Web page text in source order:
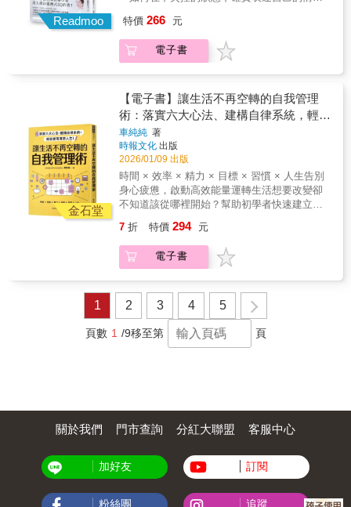
的討論，從而縮短決策路徑，也證明自己有提
出解決方案的能力。回覆訊息時，別只會說
切記，永遠提醒自己可以多做一步，這些技巧
的終極目標是「貢獻更多給公司」，而非在衝
突中爭功諉過。 最後想勉勵大家，職涯是一場
馬拉松，在按部就班累積經驗的過程中，請記
得「選你所愛，愛你所選」。願你們都能在這
份指南的陪伴下，用智慧取代蠻力，在職場上
遇見那個更從容、更成功的自己。──呂坤峰／
Yahoo電子商務資深總監 在一個變動快速、角
色界線愈來愈模糊的時代，年輕人真正需要
的，或許不是更多「拚命的勵志故事」，而是
一套能在現實制度中安身立命的方法。這本
書，正提供了這樣一張務實而溫暖的職場地
腳步、而非靠消耗自己換取掌聲的年輕工作
者。──汪南均／臺灣高等檢察署檢察官、法務
部參事 《不用拚命也能脫穎而出的職場工作
下的職涯方向，最終在看似同質競爭的時代
中，找到屬於自己獨特的價值路徑。當AI接管
愈來愈多「照章辦事」的工作，人類的價值便
愈發體現在那些需要同理心、洞察力與人性溫
怕的就是盲目摸索。這本指南是職場新鮮人的
象，告別「瞎忙」轉向「成果導向」。從處理
人際到理性思考轉職，書中每一條建議都能立
將精力浪費在內耗上，少走彎路，迅速站穩腳
瑣碎的應對進退或整理文件，背後都隱藏著觀
察客戶、探究主管需求與理解組織運作的蛛絲
馬跡。這些過程能讓你全面瞭解部門間的分工
細節，將「苦勞」轉化為未來爆發的養分。 接
告訴我們，新人應在公司內尋找值得學習的
Role Model（榜樣）。平時不僅觀察其專業技
能，更需要觀察其思考邏輯與處理細節的態
度，從而複製學習，縮短自己成長的學習曲
線。 此外，善用「向上管理」與「向上溝通」
的技巧，能顯著提升你的能見度。記住，主管
最怕「丟申論題」的屬下，你應該帶著「方案
ABC」去提問，讓主管做選擇題，進行有效率
的討論，從而縮短決策路徑，也證明自己有提
出解決方案的能力。回覆訊息時，別只會說
切記，永遠提醒自己可以多做一步，這些技巧
的終極目標是「貢獻更多給公司」，而非在衝
突中爭功諉過。 最後想勉勵大家，職涯是一場
馬拉松，在按部就班累積經驗的過程中，請記
得「選你所愛，愛你所選」。願你們都能在這
份指南的陪伴下，用智慧取代蠻力，在職場上
遇見那個更從容、更成功的自己。──呂坤峰／
書，正提供了這樣一張務實而溫暖的職場地
圖。謹以此序，推薦給每一位希望靠專業站穩
腳步、而非靠消耗自己換取掌聲的年輕工作
部參事 《不用拚命也能脫穎而出的職場工作
術》不僅是工具手冊，更是心態指引。它將幫
助讀者建立穩固的職場基本功，釐清在AI浪潮
做）、這樣做更輕鬆， 甚至讓員工自己
呢？ 豐田還在現場建立了名為「安燈」的
機制， 只要有人越線，就立即按下按鈕，
停止生產，直到問題解決。 按燈的員工不
會被責備，還會被獎勵。 畫線很蠢很拘
束？事實是畫出基準線， 不做白工、減少
虛工與浪費，工作量更少！ 豐田內部怎麼
畫線勝過費盡口舌宣導，大家樂意遵守？
二的「高CP值工作法」，在充滿潛規則的職場
環境中如魚得水，快速升遷。只要能活用本
書，你也能輕鬆掌握方法，不用比別人努力，
就能順利得到夢寐以求的機會！未來的總裁
欲望太過強烈，卻經常繞遠路的人。精明能幹
的策略型：想升遷，但跟同期相比缺乏了一點
幹勁，不想埋頭苦幹的人。油嘴滑舌的愛出風
頭型：雖然想升遷，也想得到他人的認同，但
總是難以付諸行動的人。一心追求自我實現的
類型：充滿熱情，想爭取自己想做工作的人。
極度渴望受到認同的類型：雖然沒有想要升
遷，但想被他人另眼相看的人。公司的協調者
類型：對工作沒什麼執著，無論被交辦多無聊
的工作，都能若無其事處理的人。沉靜的革命
同也不太放在心上的人。隨書附贈「上班族類
型診斷表」，對症下藥，效果絕佳！
管理、習慣養成，進行時間跨度更大的月、
季、年管理。當前面的實作累積夠了，我們就
Readmoo
負面情緒，帶領團隊更和諧。 IQ是人類在出生
時就大致底定的，相對於此，EQ則是我們可以
靠自己培養的能力。「培養能力」乍聽之下彷
自己，是否符合下列描述：對自己的「情緒
（突然湧現且短暫持續的心理狀態)」瞭若指
掌。不會因為受情緒影響而發怒。不會輕易
「理智斷線」。待人接物能抱著開放、寬容的
態度。不會把自己的熱情不足怪罪到別人身
上。心中有一道區隔自己與他人的「心理界
限」。假如你覺得這些都是你的罩門，或認為
自己做得還不夠好，歡迎你透過這本書認識
EQ、培養EQ！在心煩意亂時能派上用場的金
玉良言1.找到「不委屈自己，也不為難別人的
拚命往牛角尖裡鑽。3.所謂斥責的行為，不該
針對某一個人，而要保持針對事情的態度。4.
我要活出最好版本的自己。5.即使意見不合也
不說破，合作才能雙贏。6.不要活在別人的期
待中。7.「脾氣不好」的人EQ很低，通常不會
受人歡迎。8.我們不能改變任何一個人，我們
只能改變自己對應它的方式。專文推薦張?仁Jill
／國際暢銷作家「很喜歡?生子小姐的論點：重
一樣的欣喜：原來這兩件事情可以同時存在！
我糾結了半輩子的戰鬥，那些永無止境思考是
起顯得毫無意義。我們需要的，或許只是一些
彈性、一些換位思考；可以的話，再加上一些
幽默。」--張?仁（國際暢銷作家）「我們很習
特價 266 元
電子書
金石堂
【電子書】讓生活不再空轉的自我管理
術：落實六大心法、建構自律系統，輕鬆
實現理想人生！
車純純 著
時報文化 出版
2026/01/09 出版
時間 × 效率 × 精力 × 目標 × 習慣 × 人生告別
身心疲憊，啟動高效能量運轉生活想要改變卻
不知道該從哪裡開始？幫助初學者快速建立完
渴望自律、高效且平衡的生活，現實中卻常被
資訊洪流淹沒。即使每天忙得不可開交，仍搞
不清楚究竟在忙什麼。到底該如何重新找回生
前，先建立心態自律是一切行動的基礎。書中
將分享如何順應人性地自律，讓自我管理這件
事能長期堅持下去。STEP2 初階實戰，學習短
期管理技巧藉由時間管理、效率提升、精力優
能真正開始規劃人生。
7 折 特價 294 元
電子書
1 2 3 4 5
頁數 1 /9移至第 頁
關於我們 門市查詢 分紅大聯盟 客服中心
加好友 訂閱
粉絲團 追蹤